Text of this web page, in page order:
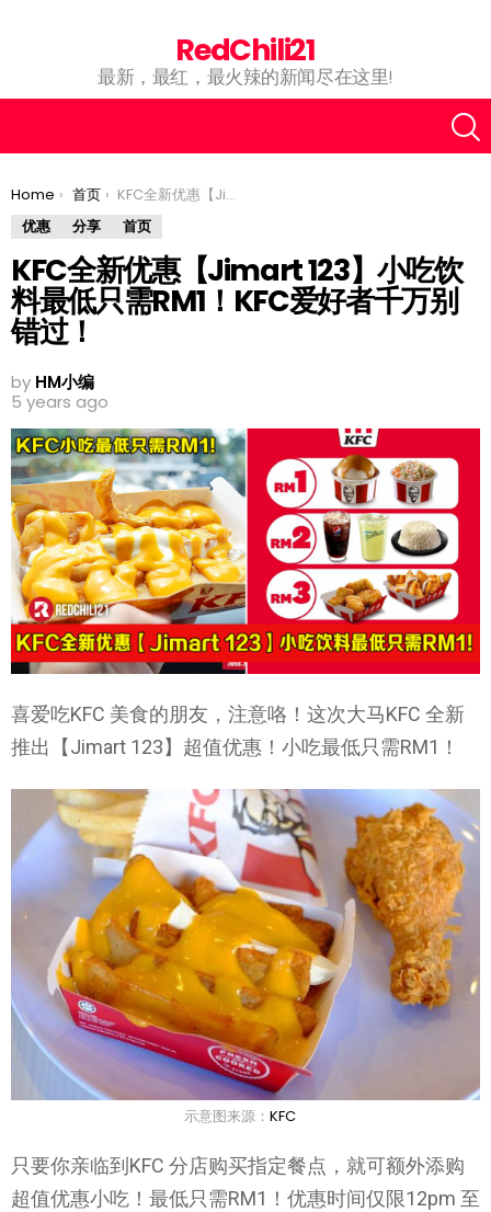
RedChili21
最新，最红，最火辣的新闻尽在这里!
You are here:
Home 首页
KFC全新优惠【Jimart 123】小吃饮料最低只需RM1！KFC爱好者千万别错过！
优惠
分享 首页
KFC全新优惠【Jimart 123】小吃饮
料最低只需RM1！KFC爱好者千万别
错过！
by HM小编
5 years ago
喜爱吃KFC 美食的朋友，注意咯！这次大马KFC 全新
推出【Jimart 123】超值优惠！小吃最低只需RM1！
示意图来源： KFC
只要你亲临到KFC 分店购买指定餐点，就可额外添购
超值优惠小吃！最低只需RM1！优惠时间仅限12pm 至